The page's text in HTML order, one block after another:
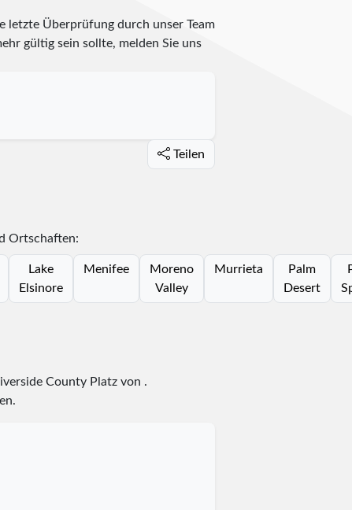
letzte Überprüfung durch unser Team
gültig sein sollte, melden Sie uns
Teilen
Ortschaften:
Lake
Elsinore
Menifee
Moreno
Valley
Murrieta
Palm
Desert
County Platz von .